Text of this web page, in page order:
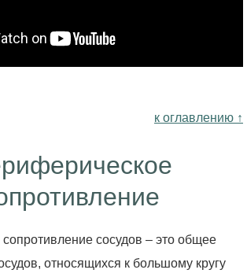
к оглавлению ↑
сосудов – это общее
относящихся к большому кругу